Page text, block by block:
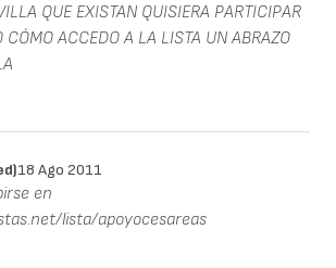
QUE EXISTAN QUISIERA PARTICIPAR
CÓMO ACCEDO A LA LISTA UN ABRAZO
18 Ago 2011
en
lista/apoyocesareas